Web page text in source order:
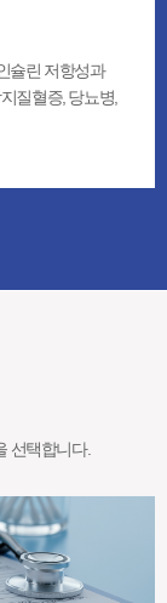
슐린 저항성과
질혈증, 당뇨병,
선택합니다.